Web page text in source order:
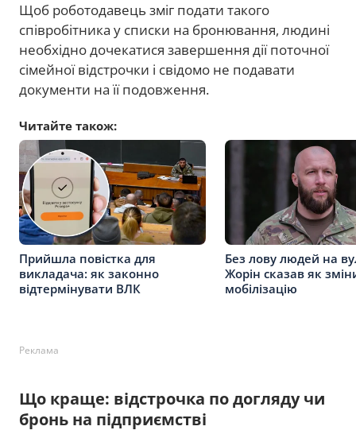
Щоб роботодавець зміг подати такого
співробітника у списки на бронювання, людині
необхідно дочекатися завершення дії поточної
сімейної відстрочки і свідомо не подавати
документи на її подовження.
Читайте також:
Прийшла повістка для
викладача: як законно
відтермінувати ВЛК
Без лову людей на
Жорін сказав як
мобілізацію
Реклама
Що краще: відстрочка по догляду чи
бронь на підприємстві